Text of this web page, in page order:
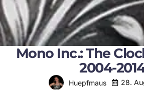
Mono Inc.: The
2004-
Huepfmaus 28.